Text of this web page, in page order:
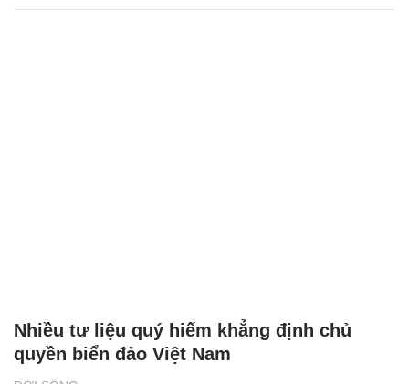
Nhiều tư liệu quý hiếm khẳng định chủ
quyền biển đảo Việt Nam